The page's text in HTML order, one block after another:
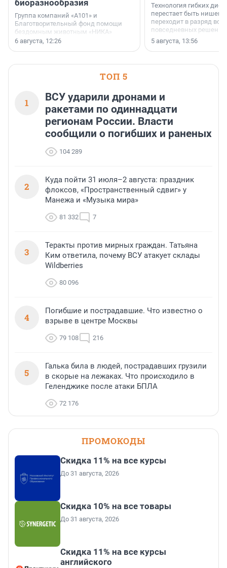
биоразнообразия
Группа компаний «А101» и
Благотворительный фонд помощи
бездомным животным «НИКА»
заключили соглашение о
6 августа, 12:26
Технология гибких
перестает быть
переходит в разряд
повседневных
5 августа, 13:56
ТОП 5
1
ВСУ ударили дронами и
ракетами по одиннадцати
регионам России. Власти
сообщили о погибших и раненых
104 289
2
Куда пойти 31 июля–2 августа: праздник
флоксов, «Пространственный сдвиг» у
Манежа и «Музыка мира»
81 332 7
3
Теракты против мирных граждан. Татьяна
Ким ответила, почему ВСУ атакует склады
Wildberries
80 096
4
Погибшие и пострадавшие. Что известно о
взрыве в центре Москвы
79 108 216
5
Галька била в людей, пострадавших грузили
в скорые на лежаках. Что происходило в
Геленджике после атаки БПЛА
72 176
ПРОМОКОДЫ
Скидка 11% на все курсы
До 31 августа, 2026
Скидка 10% на все товары
До 31 августа, 2026
Скидка 11% на все курсы
английского